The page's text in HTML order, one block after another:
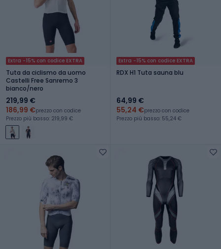
Extra -15% con codice EXTRA
Tuta da ciclismo da uomo
Castelli Free Sanremo 3
bianco/nero
219,99 €
186,99 €prezzo con codice
Prezzo più basso: 219,99 €
Extra -15% con codice EXTRA
RDX H1 Tuta sauna blu
64,99 €
55,24 €prezzo con codice
Prezzo più basso: 55,24 €